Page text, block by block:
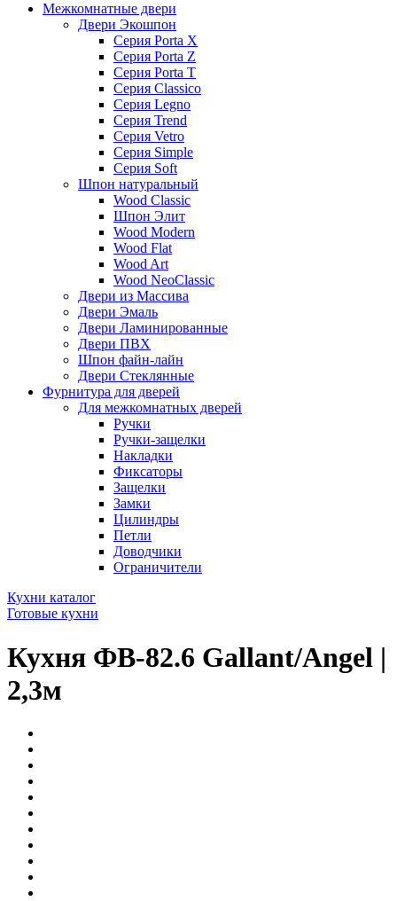
Межкомнатные двери
Двери Экошпон
Серия Porta X
Серия Porta Z
Серия Porta T
Серия Classico
Серия Legno
Серия Trend
Серия Vetro
Серия Simple
Серия Soft
Шпон натуральный
Wood Classic
Шпон Элит
Wood Modern
Wood Flat
Wood Art
Wood NeoClassic
Двери из Массива
Двери Эмаль
Двери Ламинированные
Двери ПВХ
Шпон файн-лайн
Двери Стеклянные
Фурнитура для дверей
Для межкомнатных дверей
Ручки
Ручки-защелки
Накладки
Фиксаторы
Защелки
Замки
Цилиндры
Петли
Доводчики
Ограничители
Кухни каталог
Готовые кухни
Кухня ФВ-82.6 Gallant/Angel |
2,3м